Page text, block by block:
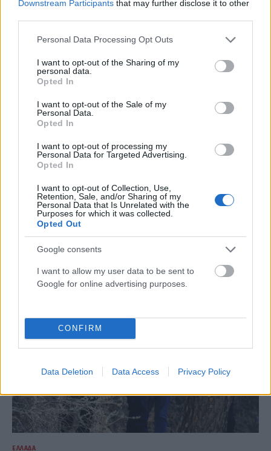
Downstream Participants that may further disclose it to other
Please note that this website/app uses one or more Google
not limited to your visit or usage behaviour. You may click to
grant or deny consent to Google and its third-party tags to
use your data for below specified purposes in below Google
consent section.
Personal Data Processing Opt Outs
I want to opt-out of the Sharing of my
personal data.
Opted In
I want to opt-out of the Sale of my
Personal Data.
Opted In
I want to opt-out of processing my
Personal Data for Targeted Advertising.
Opted In
I want to opt-out of Collection, Use,
Retention, Sale, and/or Sharing of my
Personal Data that Is Unrelated with the
Purposes for which it was collected.
Opted Out
Google consents
I want to allow my user data to be sent to
Google for online advertising purposes.
CONFIRM
Data Deletion Data Access Privacy Policy
χειριστής (video)
Αναχαιτίσεις πολιτικών αεροσκαφών κοντά σε γήπεδο
γκολφ του προέδρου των ΗΠΑ Τραμπ
ΕΛΛΆΔΑ